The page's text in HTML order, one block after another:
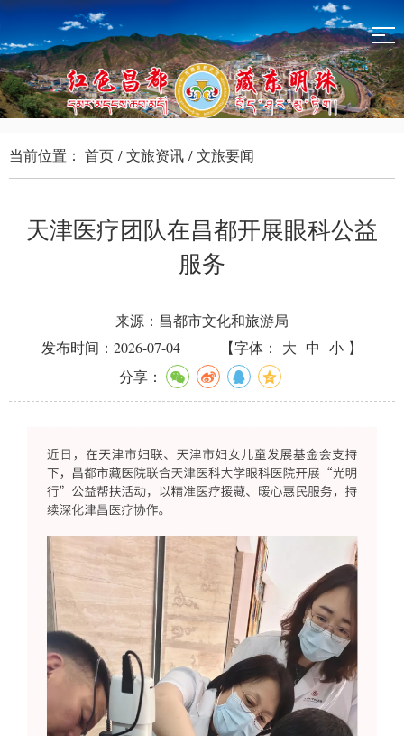
当前位置： 首页 /文旅资讯 /文旅要闻
天津医疗团队在昌都开展眼科公益
服务
来源：昌都市文化和旅游局
发布时间：2026-07-04
【字体： 大 中 小 】
分享：